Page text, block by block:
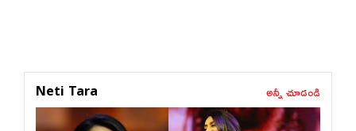
Neti Tara అన్నీ చూడండి